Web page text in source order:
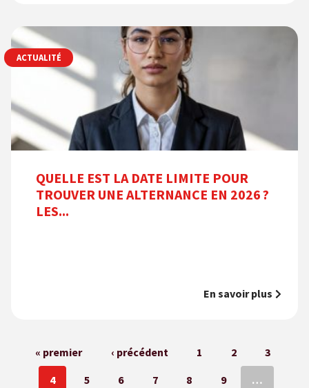
QUELLE EST LA DATE LIMITE POUR
TROUVER UNE ALTERNANCE EN 2026 ?
LES...
En savoir plus
ACTUALITÉ
« premier ‹ précédent 1 2
3
4
5 6 7 8 9
…